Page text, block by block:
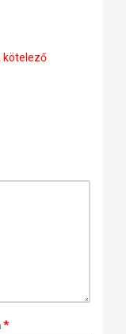
kötelező
*